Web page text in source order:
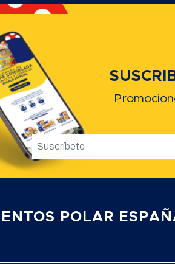
POLAR